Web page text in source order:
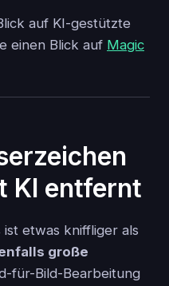
auf KI-gestützte
einen Blick auf Magic
KI entfernt
etwas kniffliger als
große
für-Bild-Bearbeitung